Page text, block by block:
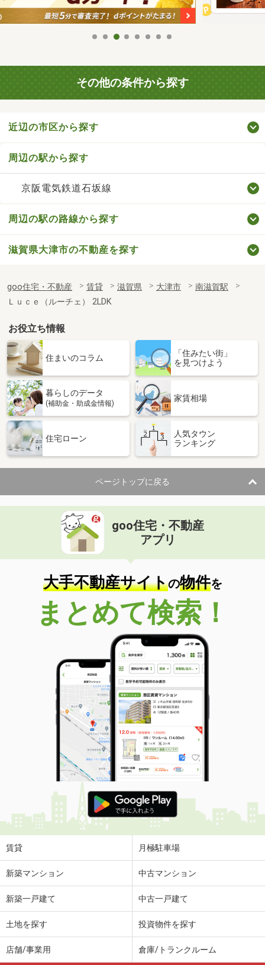
その他の条件から探す
近辺の市区から探す
周辺の駅から探す
京阪電気鉄道石坂線
周辺の駅の路線から探す
滋賀県大津市の不動産を探す
goo住宅・不動産 賃貸 滋賀県 大津市
南滋賀駅
Ｌｕｃｅ（ルーチェ） 2LDK
お役立ち情報
住まいのコラム
「住みたい街」
を見つけよう
暮らしのデータ
(補助金・助成金情報)
家賃相場
住宅ローン
人気タウン
ランキング
ページトップに戻る
goo住宅・不動産
アプリ
大手不動産サイトの物件を
まとめて検索！
賃貸 月極駐車場
新築マンション 中古マンション
新築一戸建て 中古一戸建て
土地を探す 投資物件を探す
店舗/事業用 倉庫/トランクルーム